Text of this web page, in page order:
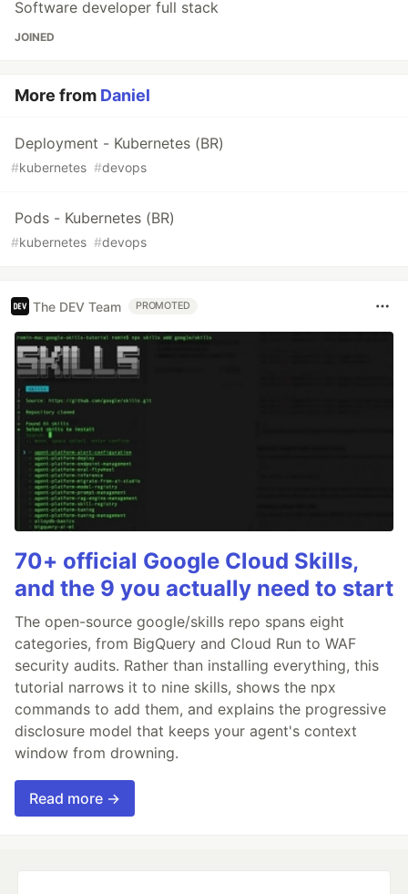
Software developer full stack
JOINED
More from Daniel
Deployment - Kubernetes (BR)
#kubernetes #devops
Pods - Kubernetes (BR)
#kubernetes #devops
The DEV Team PROMOTED
70+ official Google Cloud Skills,
and the 9 you actually need to start
The open-source google/skills repo spans eight
categories, from BigQuery and Cloud Run to WAF
security audits. Rather than installing everything, this
tutorial narrows it to nine skills, shows the npx
commands to add them, and explains the progressive
disclosure model that keeps your agent's context
window from drowning.
Read more →